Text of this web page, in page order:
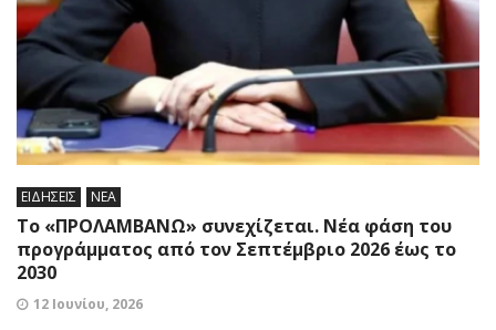
ΕΙΔΗΣΕΙΣ ΝΕΑ
Το «ΠΡΟΛΑΜΒΑΝΩ» συνεχίζεται. Νέα φάση του
προγράμματος από τον Σεπτέμβριο 2026 έως το
2030
12 Ιουνίου, 2026